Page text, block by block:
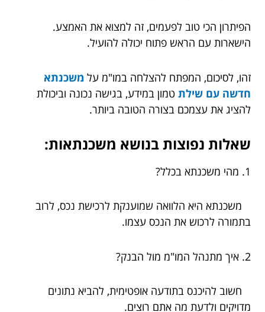
הפיתרון הכי טוב לפעמים, זה למצוא את האמצע.
הישארות עם הראש פתוח יכולה להועיל.
זהו, לסיכום, המפתח להצלחה במו"מ על משכנתא
חדשה עם שילת טמון במידע, בגישה נכונה וביכולת
להציג את עצמכם בצורה הטובה ביותר.
שאלות נפוצות בנושא משכנתאות:
1. מהי משכנתא בכלל?
משכנתא היא הלוואה שמוענקת לרכישת נכס, לרוב
בתמורה לרכוש את הנכס עצמו.
2. איך מתנהל המו"מ מול הבנק?
חשוב להיכנס בתודעה אופטימית, להביא נתונים
מדויקים ולדעת מה אתם רוצים.